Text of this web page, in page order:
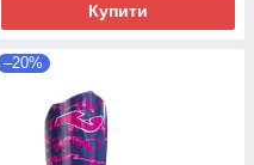
Купити
–20%